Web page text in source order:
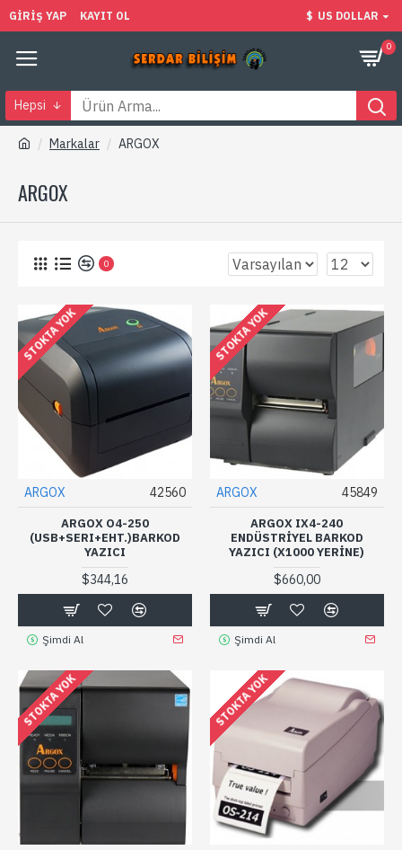
GIRIŞ YAP KAYIT OL $ US DOLLAR
0
Hepsi
Markalar ARGOX
ARGOX
0
STOKTA YOK
ARGOX 42560
ARGOX O4-250
(USB+SERI+EHT.)BARKOD
YAZICI
$344,16
Şimdi Al
STOKTA YOK
ARGOX 45849
ARGOX IX4-240
ENDÜSTRIYEL BARKOD
YAZICI (X1000 YERINE)
$660,00
Şimdi Al
STOKTA YOK STOKTA YOK